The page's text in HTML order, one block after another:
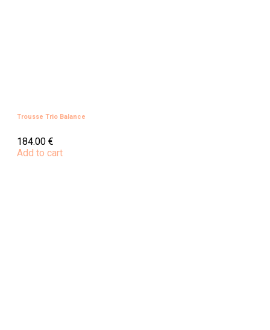
Trousse Trio Balance
184.00 €
Add to cart